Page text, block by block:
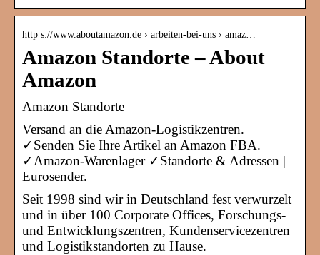
http s://www.aboutamazon.de › arbeiten-bei-uns › amaz…
Amazon Standorte – About
Amazon
Amazon Standorte
Versand an die Amazon-Logistikzentren.
✓Senden Sie Ihre Artikel an Amazon FBA.
✓Amazon-Warenlager ✓Standorte & Adressen |
Eurosender.
Seit 1998 sind wir in Deutschland fest verwurzelt
und in über 100 Corporate Offices, Forschungs-
und Entwicklungszentren, Kundenservicezentren
und Logistikstandorten zu Hause.